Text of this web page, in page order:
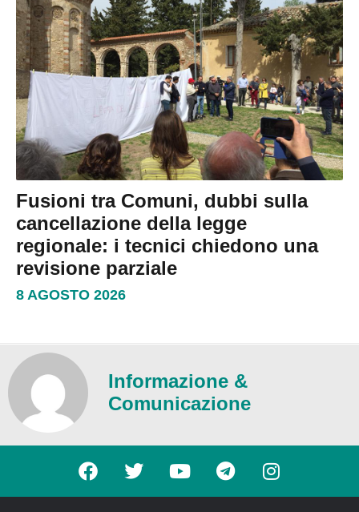
Fusioni tra Comuni, dubbi sulla
cancellazione della legge
regionale: i tecnici chiedono una
revisione parziale
8 AGOSTO 2026
Informazione &
Comunicazione